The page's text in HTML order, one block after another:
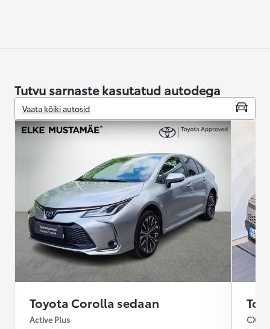
Tutvu sarnaste kasutatud autodega
Vaata kõiki autosid
Toyota Corolla sedaan
Active Plus
CX1B